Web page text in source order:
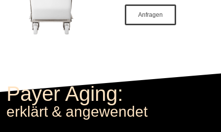
Anfragen
Payer Aging:
erklärt & angewendet